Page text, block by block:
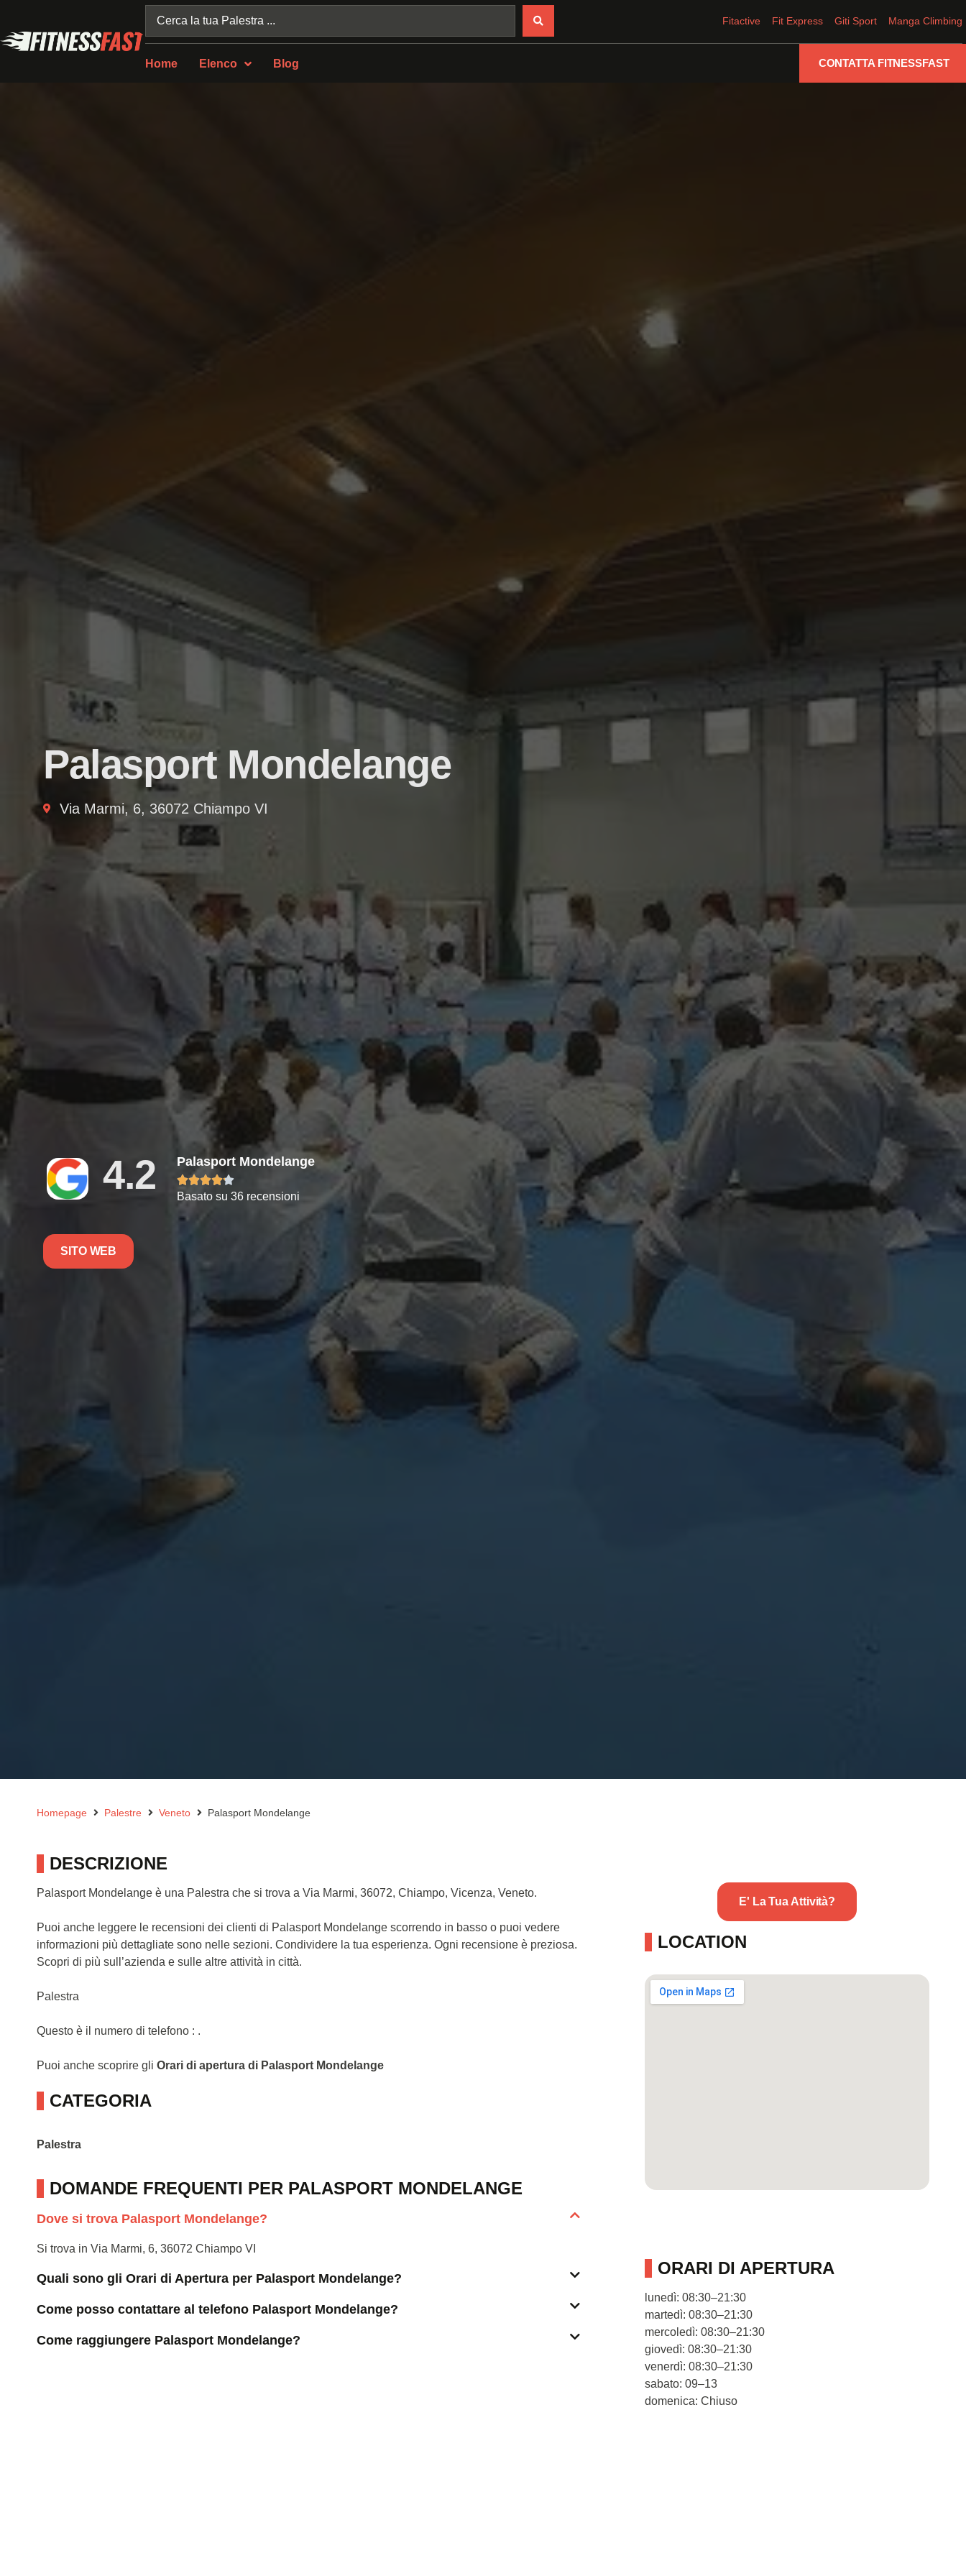
Fitactive Fit Express Giti Sport Manga Climbing
Home Elenco Blog CONTATTA FITNESSFAST
Palasport Mondelange
Via Marmi, 6, 36072 Chiampo VI
4.2 Palasport Mondelange

Basato su 36 recensioni
SITO WEB
Homepage Palestre Veneto Palasport Mondelange
DESCRIZIONE
Palasport Mondelange è una Palestra che si trova a Via Marmi, 36072, Chiampo, Vicenza, Veneto.
Puoi anche leggere le recensioni dei clienti di Palasport Mondelange scorrendo in basso o puoi vedere
informazioni più dettagliate sono nelle sezioni. Condividere la tua esperienza. Ogni recensione è preziosa.
Scopri di più sull’azienda e sulle altre attività in città.
Palestra
Questo è il numero di telefono : .
Puoi anche scoprire gli Orari di apertura di Palasport Mondelange
CATEGORIA
Palestra
DOMANDE FREQUENTI PER PALASPORT MONDELANGE
Dove si trova Palasport Mondelange?
Si trova in Via Marmi, 6, 36072 Chiampo VI
Quali sono gli Orari di Apertura per Palasport Mondelange?
Come posso contattare al telefono Palasport Mondelange?
Come raggiungere Palasport Mondelange?
E' La Tua Attività?
LOCATION
ORARI DI APERTURA
lunedì: 08:30–21:30
martedì: 08:30–21:30
mercoledì: 08:30–21:30
giovedì: 08:30–21:30
venerdì: 08:30–21:30
sabato: 09–13
domenica: Chiuso